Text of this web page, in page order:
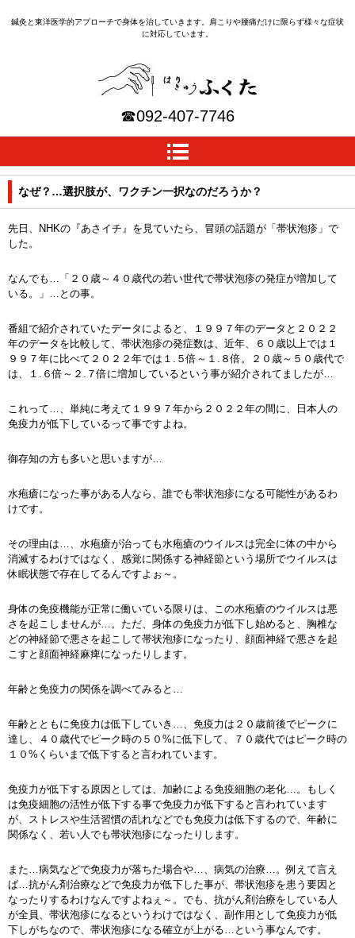
はりきゅうふくた｜福岡
鍼灸と東洋医学的アプローチで身体を治していきます。肩こりや腰痛だけに限らず様々な症状
に対応しています。
☎092-407-7746
なぜ？…選択肢が、ワクチン一択なのだろうか？
先日、NHKの『あさイチ』を見ていたら、冒頭の話題が「帯状泡疹」で
した。
なんでも…「２０歳～４０歳代の若い世代で帯状泡疹の発症が増加して
いる。」…との事。
番組で紹介されていたデータによると、１９９７年のデータと２０２２
年のデータを比較して、帯状泡疹の発症数は、近年、６０歳以上では１
９９７年に比べて２０２２年では１.５倍～１.８倍。２０歳～５０歳代で
は、１.６倍～２.７倍に増加しているという事が紹介されてましたが…
これって…、単純に考えて１９９７年から２０２２年の間に、日本人の
免疫力が低下しているって事ですよね。
御存知の方も多いと思いますが…
水疱瘡になった事がある人なら、誰でも帯状泡疹になる可能性があるわ
けです。
その理由は…、水疱瘡が治っても水疱瘡のウイルスは完全に体の中から
消滅するわけではなく、感覚に関係する神経節という場所でウイルスは
休眠状態で存在してるんですよぉ～。
身体の免疫機能が正常に働いている限りは、この水疱瘡のウイルスは悪
さを起こしませんが…。ただ、身体の免疫力が低下し始めると、胸椎な
どの神経節で悪さを起こして帯状泡疹になったり、顔面神経で悪さを起
こすと顔面神経麻痺になったりします。
年齢と免疫力の関係を調べてみると…
年齢とともに免疫力は低下していき…、免疫力は２０歳前後でピークに
達し、４０歳代でピーク時の５０%に低下して、７０歳代ではピーク時の
１０%くらいまで低下すると言われています。
免疫力が低下する原因としては、加齢による免疫細胞の老化…。もしく
は免疫細胞の活性が低下する事で免疫力が低下すると言われています
が、ストレスや生活習慣の乱れなどでも免疫力は低下するので、年齢に
関係なく、若い人でも帯状泡疹になったりします。
また…病気などで免疫力が落ちた場合や…、病気の治療…。例えて言え
ば…抗がん剤治療などで免疫力が低下した事が、帯状泡疹を患う要因と
なったりするわけなんですよねぇ～。でも、抗がん剤治療をしている人
が全員、帯状泡疹になるというわけではなく、副作用として免疫力が低
下しがちなので、帯状泡疹になる確立が上がる…という事なんです。